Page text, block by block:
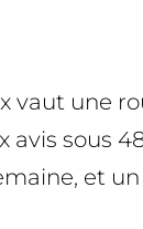
vaut une
sous
et